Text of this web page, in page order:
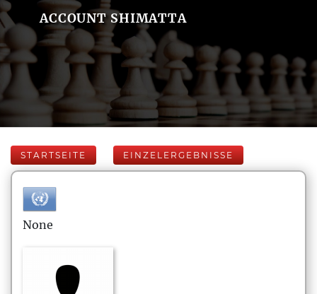
ACCOUNT SHIMATTA
STARTSEITE EINZELERGEBNISSE
None